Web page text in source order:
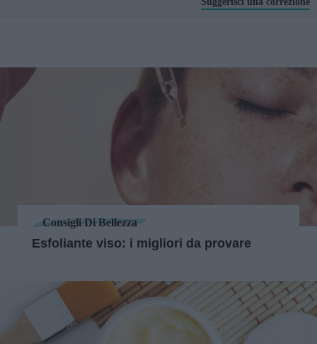
Consigli Di Bellezza
Esfoliante viso: i migliori da provare